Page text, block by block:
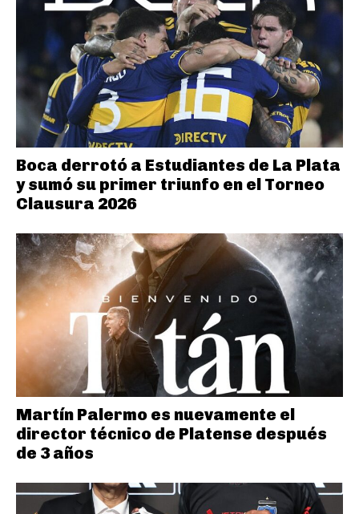
Boca derrotó a Estudiantes de La Plata
y sumó su primer triunfo en el Torneo
Clausura 2026
Martín Palermo es nuevamente el
director técnico de Platense después
de 3 años